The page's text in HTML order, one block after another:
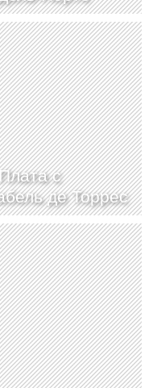
с
де Торрес